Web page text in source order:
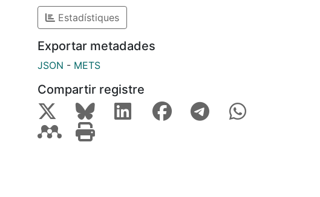
Estadístiques
Exportar metadades
JSON - METS
Compartir registre